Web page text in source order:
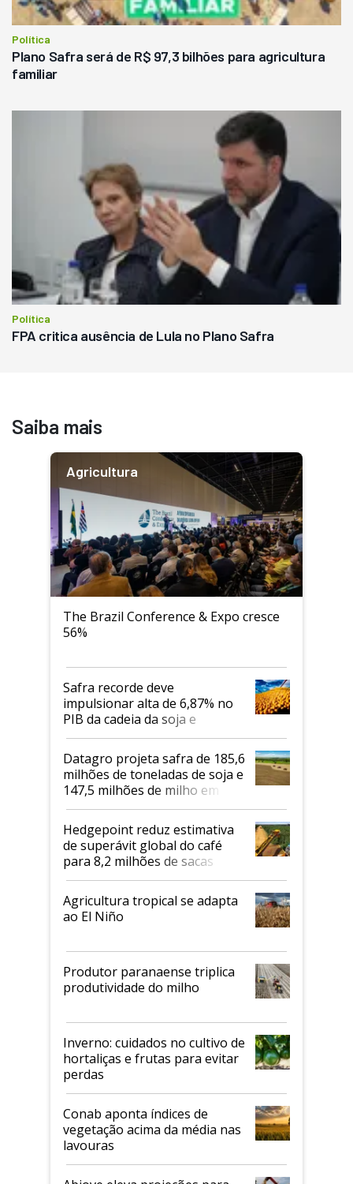
Política
Plano Safra será de R$ 97,3 bilhões para agricultura
familiar
Política
FPA critica ausência de Lula no Plano Safra
Saiba mais
Agricultura
The Brazil Conference & Expo cresce
56%
Safra recorde deve
impulsionar alta de 6,87% no
PIB da cadeia da soja e
biodiesel em 2026
Datagro projeta safra de 185,6
milhões de toneladas de soja e
147,5 milhões de milho em
2026/27
Hedgepoint reduz estimativa
de superávit global do café
para 8,2 milhões de sacas
Agricultura tropical se adapta
ao El Niño
Produtor paranaense triplica
produtividade do milho
Inverno: cuidados no cultivo de
hortaliças e frutas para evitar
perdas
Conab aponta índices de
vegetação acima da média nas
lavouras